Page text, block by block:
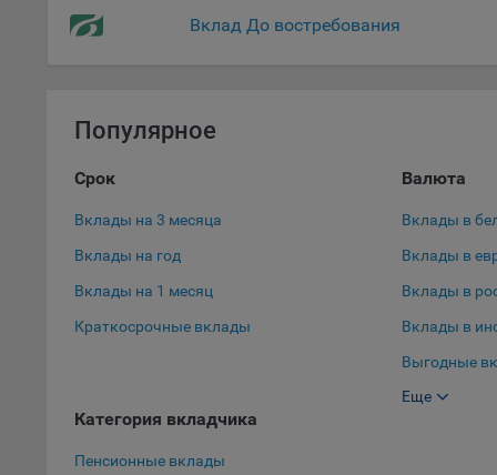
9.4.
Вклад До востребования
Популярное
Срок
Вклады на 3 месяца
Вклады на год
Вклады на 1 месяц
Краткосрочные вклады
Валюта
Вклады в
Вклады в
Вклады в
Вклады в
Выгодные
Выгодные
Еще
Категория вкладчика
Пенсионные вклады